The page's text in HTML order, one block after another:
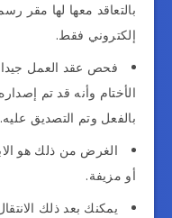
بالتعاقد معها لها
إلكتروني فقط.
فحص عقد العمل جيدا
الأختام وأنه قد تم
بالفعل وتم التصديق عليه.
الغرض من ذلك هو
أو مزيفة.
يمكنك بعد ذلك